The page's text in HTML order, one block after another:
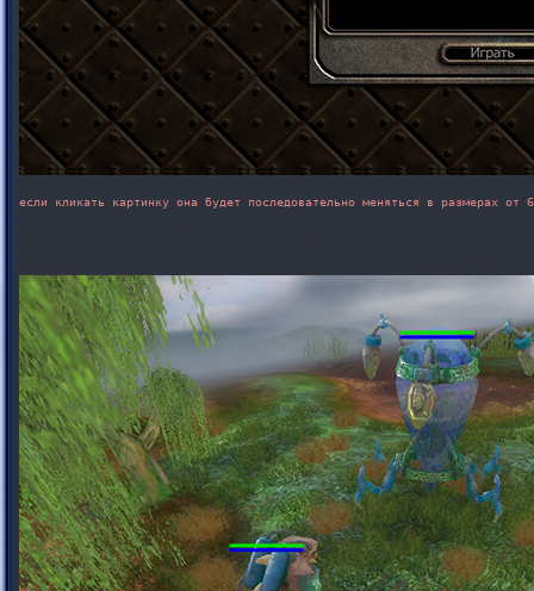
если кликать картинку она будет последовательно меняться в размерах от